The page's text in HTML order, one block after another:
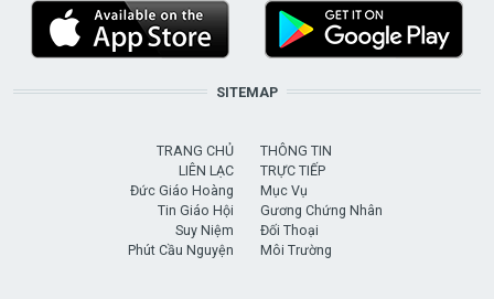
SITEMAP
TRANG CHỦ
LIÊN LẠC
Đức Giáo Hoàng
Tin Giáo Hội
Suy Niệm
Phút Cầu Nguyện
THÔNG TIN
TRỰC TIẾP
Mục Vụ
Gương Chứng Nhân
Đối Thoại
Môi Trường